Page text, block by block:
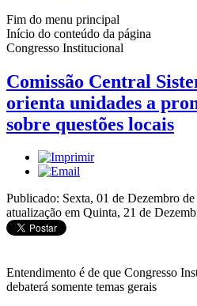
Fim do menu principal
Início do conteúdo da página
Congresso Institucional
Comissão Central
orienta unidades a
sobre questões locais
Publicado: Sexta, 01 de Dezembro
atualização em Quinta, 21 de
Entendimento é de que Congresso
debaterá somente temas gerais